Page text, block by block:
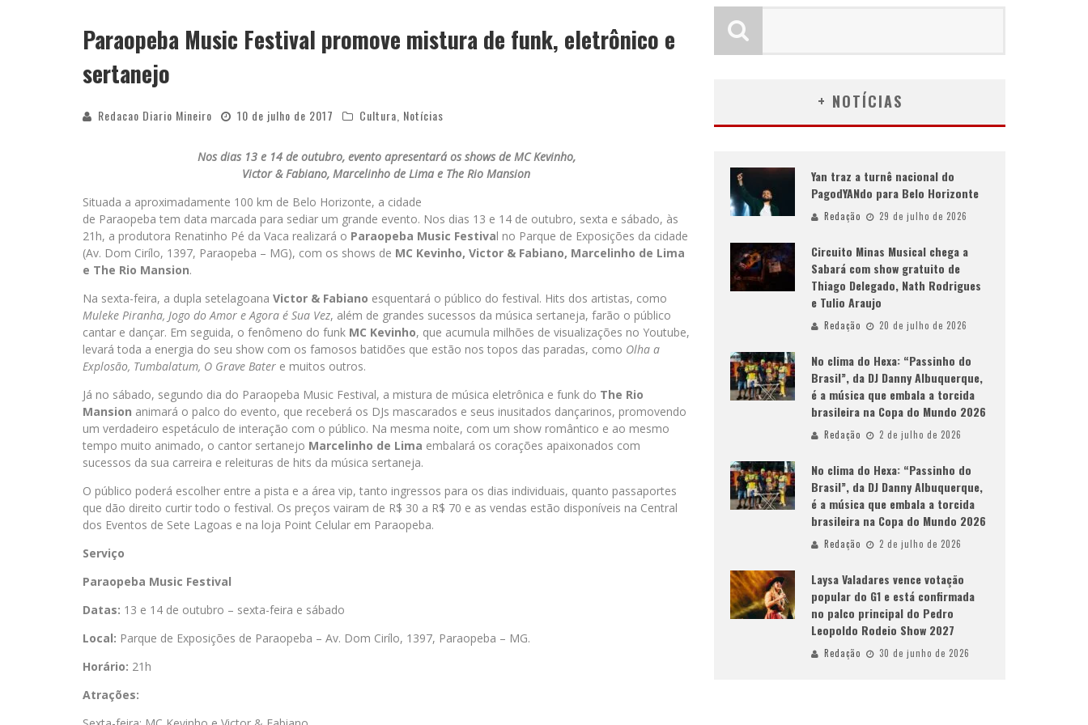
YAN TRAZ A TURNÊ NACIONAL DO PAGODYANDO PARA BELO HORIZONTE
Paraopeba Music Festival promove mistura de funk, eletrônico e
sertanejo
Redacao Diario Mineiro 10 de julho de 2017 Cultura Notícias
Nos dias 13 e 14 de outubro, evento apresentará os shows de MC Kevinho,
Victor & Fabiano, Marcelinho de Lima e The Rio Mansion
Situada a aproximadamente 100 km de Belo Horizonte, a cidade
de Paraopeba tem data marcada para sediar um grande evento. Nos dias 13 e 14 de outubro, sexta e sábado, às
21h, a produtora Renatinho Pé da Vaca realizará o Paraopeba Music Festival no Parque de Exposições da cidade
(Av. Dom Cirílo, 1397, Paraopeba – MG), com os shows de MC Kevinho, Victor & Fabiano, Marcelinho de Lima
e The Rio Mansion.
Na sexta-feira, a dupla setelagoana Victor & Fabiano esquentará o público do festival. Hits dos artistas, como
Muleke Piranha, Jogo do Amor e Agora é Sua Vez, além de grandes sucessos da música sertaneja, farão o público
cantar e dançar. Em seguida, o fenômeno do funk MC Kevinho, que acumula milhões de visualizações no Youtube,
levará toda a energia do seu show com os famosos batidões que estão nos topos das paradas, como Olha a
Explosão, Tumbalatum, O Grave Bater e muitos outros.
Já no sábado, segundo dia do Paraopeba Music Festival, a mistura de música eletrônica e funk do The Rio
Mansion animará o palco do evento, que receberá os DJs mascarados e seus inusitados dançarinos, promovendo
um verdadeiro espetáculo de interação com o público. Na mesma noite, com um show romântico e ao mesmo
tempo muito animado, o cantor sertanejo Marcelinho de Lima embalará os corações apaixonados com
sucessos da sua carreira e releituras de hits da música sertaneja.
O público poderá escolher entre a pista e a área vip, tanto ingressos para os dias individuais, quanto passaportes
que dão direito curtir todo o festival. Os preços vairam de R$ 30 a R$ 70 e as vendas estão disponíveis na Central
dos Eventos de Sete Lagoas e na loja Point Celular em Paraopeba.
Serviço
Paraopeba Music Festival
Datas: 13 e 14 de outubro – sexta-feira e sábado
Local: Parque de Exposições de Paraopeba – Av. Dom Cirílo, 1397, Paraopeba – MG.
Horário: 21h
Atrações:
+ NOTÍCIAS
Yan traz a turnê nacional do
PagodYANdo para Belo Horizonte
Redação 29 de julho de 2026
Circuito Minas Musical chega a
Sabará com show gratuito de
Thiago Delegado, Nath Rodrigues
e Tulio Araujo
Redação 20 de julho de 2026
No clima do Hexa: “Passinho do
Brasil”, da DJ Danny Albuquerque,
é a música que embala a torcida
brasileira na Copa do Mundo 2026
Redação 2 de julho de 2026
No clima do Hexa: “Passinho do
Brasil”, da DJ Danny Albuquerque,
é a música que embala a torcida
brasileira na Copa do Mundo 2026
Redação 2 de julho de 2026
Laysa Valadares vence votação
popular do G1 e está confirmada
no palco principal do Pedro
Leopoldo Rodeio Show 2027
Redação 30 de junho de 2026